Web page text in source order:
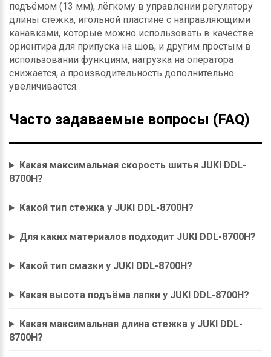
подъёмом (13 мм), лёгкому в управлении регулятору
длины стежка, игольной пластине с направляющими
канавками, которые можно использовать в качестве
ориентира для припуска на шов, и другим простым в
использовании функциям, нагрузка на оператора
снижается, а производительность дополнительно
увеличивается.
Часто задаваемые вопросы (FAQ)
Какая максимальная скорость шитья JUKI DDL-
8700H?
Какой тип стежка у JUKI DDL-8700H?
Для каких материалов подходит JUKI DDL-8700H?
Какой тип смазки у JUKI DDL-8700H?
Какая высота подъёма лапки у JUKI DDL-8700H?
Какая максимальная длина стежка у JUKI DDL-
8700H?